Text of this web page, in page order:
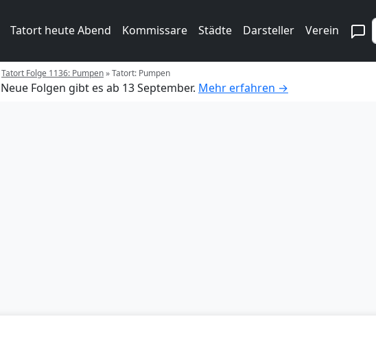
Tatort heute Abend Kommissare Städte Darsteller Verein
Tatort Folge 1136: Pumpen»Tatort: Pumpen
Neue Folgen gibt es ab 13 September. Mehr erfahren →